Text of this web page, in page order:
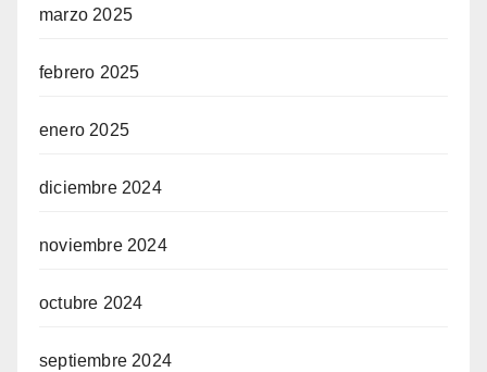
marzo 2025
febrero 2025
enero 2025
diciembre 2024
noviembre 2024
octubre 2024
septiembre 2024